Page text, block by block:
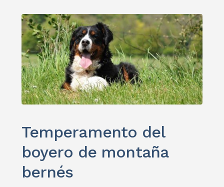
Temperamento del
boyero de montaña
bernés